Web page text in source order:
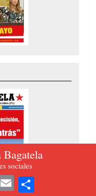
sociales
X Email